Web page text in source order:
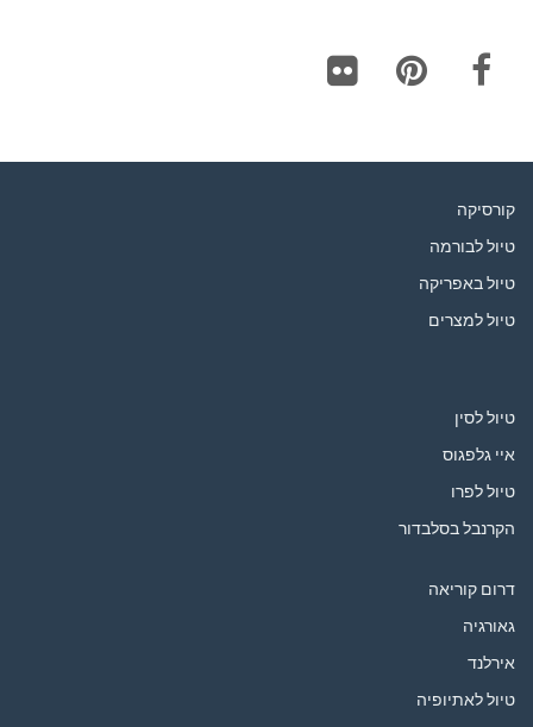
קורסיקה
טיול לבורמה
טיול באפריקה
טיול למצרים
טיול לסין
איי גלפגוס
טיול לפרו
הקרנבל בסלבדור
דרום קוריאה
גאורגיה
אירלנד
טיול לאתיופיה